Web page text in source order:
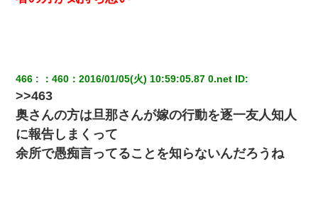
9月に付き合い始めたけどこの、この人と結婚はないわと判断して
別れた。その元彼が交通事故で重体になっているらしく…
俺「初対面でなに言ったか覚えてる？」嫁「臭いんだよ！キモオ
タ？だっけ？」俺「だいたい合ってる。で、なんで告白してきた
の？」→
466 ：460 ：2016/01/05(火) 10:59:05.87 0.net ID:
>>463
奥さんの方は旦那さんが嫁の行動を逐一友人知人
に報告しまくって
余所で愚痴言ってることを知らないんだろうね